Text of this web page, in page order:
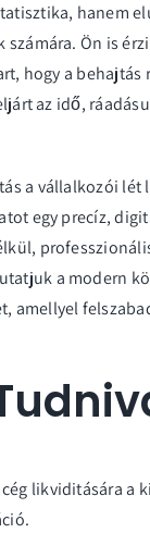
hanem
Ön is
hogy a behajtás
az idő,
a vállalkozói
egy precíz,
a modern
amellyel
likviditására a